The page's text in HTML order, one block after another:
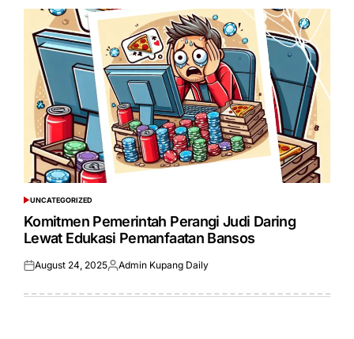
POSTED
IN
UNCATEGORIZED
Komitmen Pemerintah Perangi Judi Daring
Lewat Edukasi Pemanfaatan Bansos
Posted
August 24, 2025Posted
Admin Kupang Daily